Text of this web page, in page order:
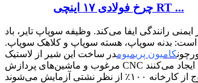
چرخ فولادی ۱۷ اینچی RT ...
رانندگی ایفا می‌کند. وظیفه سوپاپ تایر، باد
بدنه سوپاپ، هسته سوپاپ و کلاهک سوپاپ.
کامیون پریمیومدر ساخت این شیر از لاستیک EPDM با کیفیت بالا و میله مسی مرغوب استفاده شده است. ما آب‌بندی محصول و ایمنی کاربر را تضمین می‌کنیم. تمام شیرهای لاستیکی کامیون ما با مس